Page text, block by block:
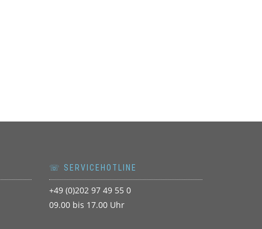
☏ SERVICEHOTLINE
+49 (0)202 97 49 55 0
09.00 bis 17.00 Uhr